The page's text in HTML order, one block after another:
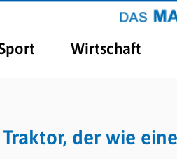
Wirtschaft
Traktor, der wie